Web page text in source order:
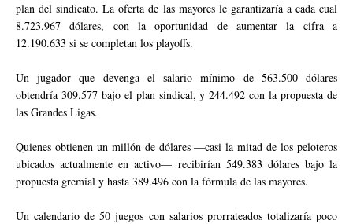
plan del sindicato. La oferta de las mayores le garantizaría a cada cual
8.723.967 dólares, con la oportunidad de aumentar la cifra a
12.190.633 si se completan los playoffs.
Un jugador que devenga el salario mínimo de 563.500 dólares
obtendría 309.577 bajo el plan sindical, y 244.492 con la propuesta de
las Grandes Ligas.
Quienes obtienen un millón de dólares —casi la mitad de los peloteros
ubicados actualmente en activo— recibirían 549.383 dólares bajo la
propuesta gremial y hasta 389.496 con la fórmula de las mayores.
Un calendario de 50 juegos con salarios prorrateados totalizaría poco